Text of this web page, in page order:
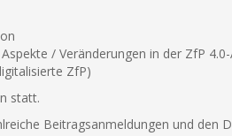
/ Veränderungen in der ZfP
ZfP)
statt.
Beitragsanmeldungen und den